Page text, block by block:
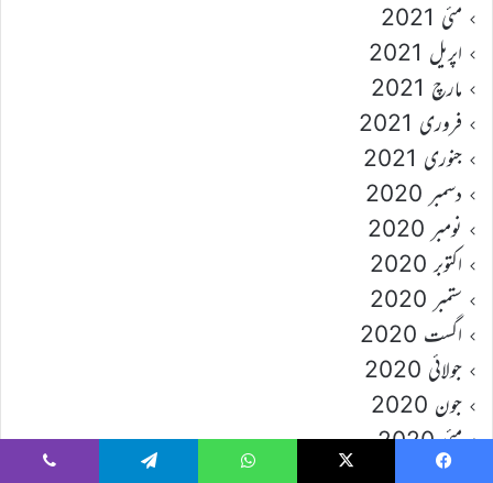
مئی 2021
اپریل 2021
مارچ 2021
فروری 2021
جنوری 2021
دسمبر 2020
نومبر 2020
اکتوبر 2020
ستمبر 2020
اگست 2020
جولائی 2020
جون 2020
مئی 2020
اپریل 2020